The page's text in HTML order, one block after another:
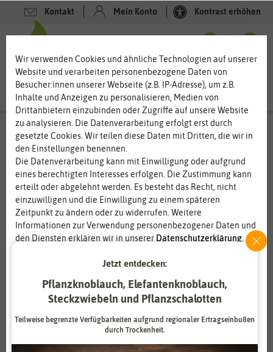
Kontakt Mein Konto Kontrast erhöhen
Wir verwenden Cookies und ähnliche Technologien auf unserer
Website und verarbeiten personenbezogene Daten von
Besucher:innen unserer Webseite (z.B. IP-Adresse), um z.B.
Inhalte und Anzeigen zu personalisieren, Medien von
Drittanbietern einzubinden oder Zugriffe auf unsere Website
zu analysieren. Die Datenverarbeitung erfolgt erst durch
gesetzte Cookies. Wir teilen diese Daten mit Dritten, die wir in
den Einstellungen benennen.
Die Datenverarbeitung kann mit Einwilligung oder aufgrund
eines berechtigten Interesses erfolgen. Die Zustimmung kann
erteilt oder abgelehnt werden. Es besteht das Recht, nicht
einzuwilligen und die Einwilligung zu einem späteren
Zeitpunkt zu ändern oder zu widerrufen. Weitere
Informationen zur Verwendung personenbezogener Daten und
den Diensten erklären wir in unserer Daten­schutz­erklärung.
Statistik
Zahlungsdienstleister Marketing
Jetzt entdecken:
Pflanzknoblauch, Elefantenknoblauch,
Steckzwiebeln und Pflanzschalotten
Teilweise begrenzte Verfügbarkeiten aufgrund regionaler Ertragseinbußen
durch Trockenheit.